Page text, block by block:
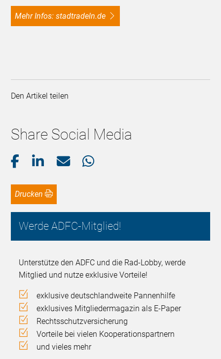
Mehr Infos: stadtradeln.de
Den Artikel teilen
Share Social Media
Drucken
Werde ADFC-Mitglied!
Unterstütze den ADFC und die Rad-Lobby, werde
Mitglied und nutze exklusive Vorteile!
exklusive deutschlandweite Pannenhilfe
exklusives Mitgliedermagazin als E-Paper
Rechtsschutzversicherung
Vorteile bei vielen Kooperationspartnern
und vieles mehr